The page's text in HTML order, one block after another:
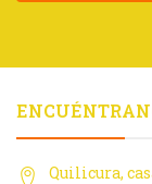
Quilicura,